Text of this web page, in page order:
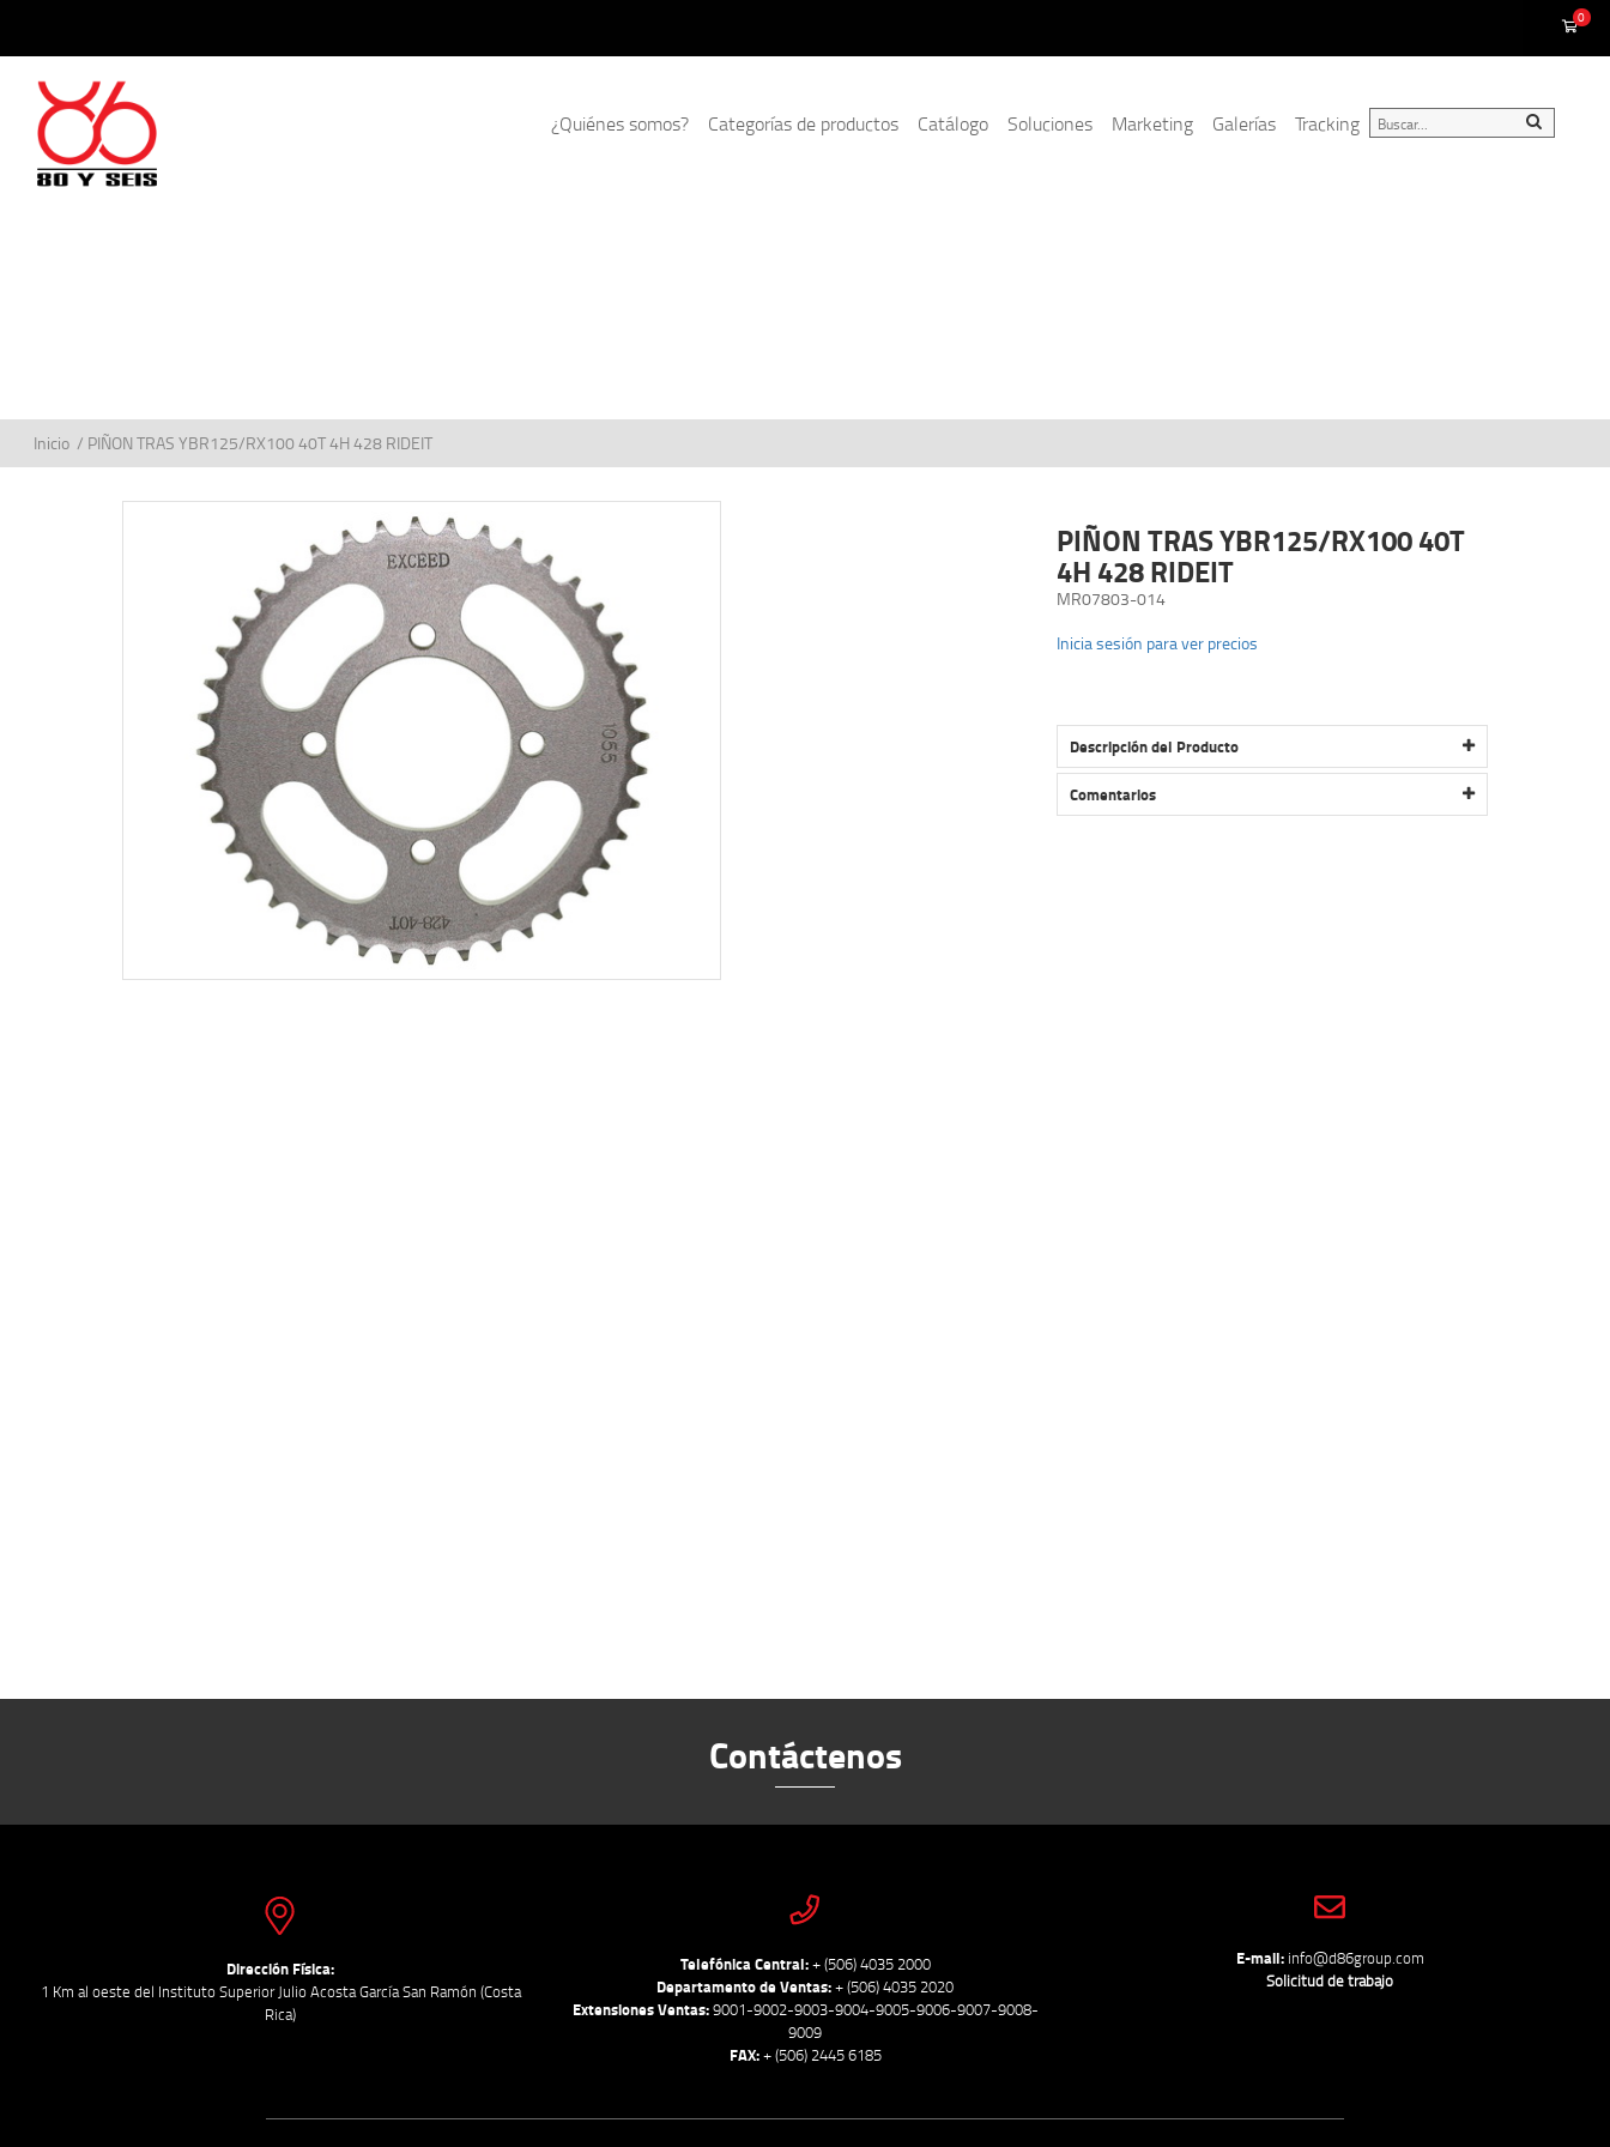
0
¿Quiénes somos? Categorías de productos Catálogo Soluciones Marketing Galerías Tracking
Inicio / PIÑON TRAS YBR125/RX100 40T 4H 428 RIDEIT
PIÑON TRAS YBR125/RX100 40T
4H 428 RIDEIT
MR07803-014
Inicia sesión para ver precios
Descripción del Producto
PIÑON TRAS YBR125/RX100 40T 4H 428 RIDEIT
Comentarios
Contáctenos
Dirección Física:
1 Km al oeste del Instituto Superior Julio Acosta García San Ramón (Costa
Rica)
Telefónica Central:+ (506) 4035 2000
Departamento de Ventas:+ (506) 4035 2020
Extensiones Ventas:9001-9002-9003-9004-9005-9006-9007-9008-
9009
FAX:+ (506) 2445 6185
E-mail: info@d86group.com
Solicitud de trabajo